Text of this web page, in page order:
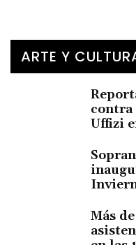
ARTE Y
contra
Uffizi
Más